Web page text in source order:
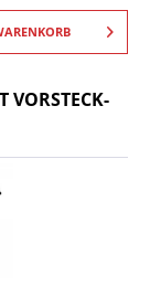
VORSTECK-